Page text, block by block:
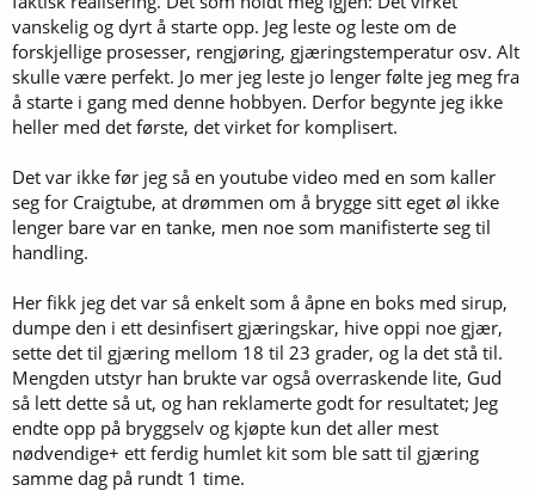
vanskelig og dyrt å starte opp. Jeg leste og leste om de
forskjellige prosesser, rengjøring, gjæringstemperatur osv. Alt
skulle være perfekt. Jo mer jeg leste jo lenger følte jeg meg fra
å starte i gang med denne hobbyen. Derfor begynte jeg ikke
heller med det første, det virket for komplisert.
Det var ikke før jeg så en youtube video med en som kaller
seg for Craigtube, at drømmen om å brygge sitt eget øl ikke
lenger bare var en tanke, men noe som manifisterte seg til
handling.
Her fikk jeg det var så enkelt som å åpne en boks med sirup,
dumpe den i ett desinfisert gjæringskar, hive oppi noe gjær,
sette det til gjæring mellom 18 til 23 grader, og la det stå til.
Mengden utstyr han brukte var også overraskende lite, Gud
så lett dette så ut, og han reklamerte godt for resultatet; Jeg
endte opp på bryggselv og kjøpte kun det aller mest
nødvendige+ ett ferdig humlet kit som ble satt til gjæring
samme dag på rundt 1 time.